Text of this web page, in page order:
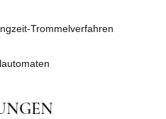
Trommelverfahren